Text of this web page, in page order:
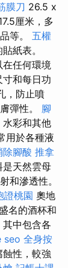
膜刀 26.5 x
厘米，多
等。 五權
紙表。
在任何環境
和每日功
，防止噴
彈性。 腳
水彩和其他
用於各種液
除腳酸 推拿
是天然雲母
和滲透性。
證桃園 奧地
名的酒杯和
中包含各
seo 全身按
性，較強